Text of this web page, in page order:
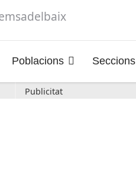
Poblacions Seccions
Publicitat